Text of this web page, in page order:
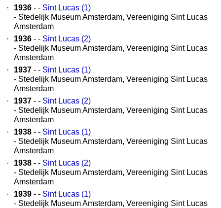
·
1936 - - Sint Lucas (1)
- Stedelijk Museum Amsterdam, Vereeniging Sint Lucas
Amsterdam
·
1936 - - Sint Lucas (2)
- Stedelijk Museum Amsterdam, Vereeniging Sint Lucas
Amsterdam
·
1937 - - Sint Lucas (1)
- Stedelijk Museum Amsterdam, Vereeniging Sint Lucas
Amsterdam
·
1937 - - Sint Lucas (2)
- Stedelijk Museum Amsterdam, Vereeniging Sint Lucas
Amsterdam
·
1938 - - Sint Lucas (1)
- Stedelijk Museum Amsterdam, Vereeniging Sint Lucas
Amsterdam
·
1938 - - Sint Lucas (2)
- Stedelijk Museum Amsterdam, Vereeniging Sint Lucas
Amsterdam
·
1939 - - Sint Lucas (1)
- Stedelijk Museum Amsterdam, Vereeniging Sint Lucas